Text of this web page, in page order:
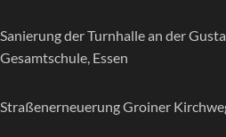
Sanierung der Turnhalle an der
Gesamtschule, Essen
Straßenerneuerung Groiner